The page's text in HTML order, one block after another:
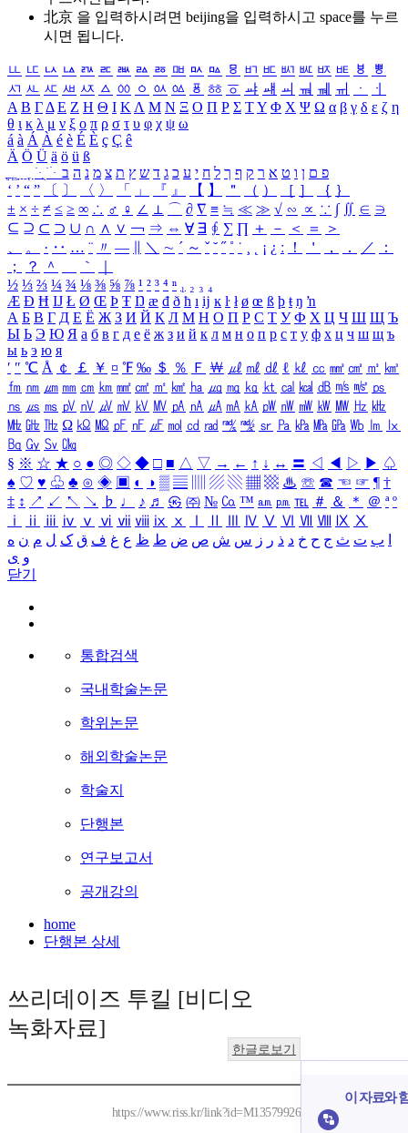
北京 을 입력하시려면 beijing을 입력하시고 space를 누르
시면 됩니다.
ㅥ ㅦ ㅧ ㅨ ㅩ ㅪ ㅫ ㅬ ㅭ ㅮ ㅯ ㅰ ㅱ ㅲ ㅳ ㅴ ㅵ ㅶ ㅷ ㅸ
ㅹ
ㅺ ㅻ ㅼ ㅽ ㅾ ㅿ ㆀ ㆁ ㆂ ㆃ ㆄ ㆅ ㆆ ㆇ ㆈ ㆉ ㆊ ㆋ ㆌ ㆍ
ㆎ
Α Β ΓΔ Ε Ζ Η Θ Ι ΚΛ Μ Ν Ξ Ο Π Ρ Σ ΤΥ Φ Χ Ψ Ω α β γ δ ε ζ η
θ ι κ λ μ ν ξ ο π ρ σ τ υ φ χ ψ ω
á à Á À é è É È ç Ç ê
Ä Ö Ü ä ö ü ß
ִֶֹ ֻּ ׁׂ פ ם ן ו ט א ר ק ף ך ל ח י ע כ ג ד ש ץ ת צ מ נ ה ב
‘ ’ “ ” 〔 〕 〈 〉 「 」 『 』 【 】 ＂ （ ） ［ ］ ｛ ｝
± × ÷ ≠ ≤ ≥ ∞ ∴ ♂ ♀ ∠ ⊥ ⌒ ∂ ∇ ≡ ≒ ≪ ≫ √ ∽ ∝ ∵ ∫ ∬ ∈ ∋
⊆ ⊇ ⊂ ⊃ ∪ ∩ ∧ ∨ ￢ ⇒ ⇔ ∀ ∃ ∮ ∑ ∏ ＋ － ＜ ＝
＞
、
。 · ‥ … ¨ 〃 ― ＼ ∼ ´ ～ ˇ ˘ ˝ ˚ ˙ ¸ ¡ ¿ ː ！ ＇ ， ． ／
：
；
？ ＾ ｀
½ ⅓ ⅔ ¼ ¾ ⅛ ⅜ ⅝ ⅞ ¹ ² ³ ⁴ ⁿ ₁ ₂ ₃ ₄
Æ Ð Ħ Ĳ Ł Ø Œ Þ Ŧ Ŋ æ đ ð ħ ı ĳ ĸ ŀ ł ø œ ß þ ŧ ŋ ŉ
А Б В Г Д Е Ё Ж З И Й К Л М Н О П Р С Т У Ф Х Ц Ч Ш Щ Ъ
Ы Ь Э Ю Я а б в г д е ё ж з и й к л м н о п р с т у ф х ц ч ш щ ъ
ы ь э ю я
′ ″ ℃ Å ￠ ￡ ￥ ¤ ℉ ‰ ＄ ％ Ｆ ￦ ㎕ ㎖ ㎗ ℓ ㎘ ㏄ ㎣ ㎤ ㎥ ㎦
㎙ ㎚ ㎛ ㎜ ㎝ ㎞ ㎟ ㎠ ㎡ ㎢ ㏊ ㎍ ㎎ ㎏ ㏏ ㎈ ㎉ ㏈ ㎧ ㎨ ㎰
㎱ ㎲ ㎳ ㎴ ㎵ ㎶ ㎷ ㎸ ㎹ ㎀ ㎁ ㎂ ㎃ ㎄ ㎺ ㎻ ㎽ ㎾ ㎿ ㎐ ㎑
㎒ ㎓ ㎔ Ω ㏀ ㏁ ㎊ ㎋ ㎌ ㏖ ㏅ ㎭ ㎮ ㎯ ㏛ ㎩ ㎪ ㎫ ㎬ ㏝ ㏐
㏓
㏃ ㏉ ㏜ ㏆
§ ※ ☆ ★ ○ ● ◎ ◇ ◆ □ ■ △ ▽ → ← ↑ ↓ ↔ 〓 ◁ ◀ ▷ ▶ ♤
♠ ♡ ♥ ♧ ♣ ⊙ ◈ ▣ ◐ ◑ ▒ ▤ ▨ ▧ ▦ ▩ ♨ ☏ ☎ ☜ ☞ ¶ †
‡ ↕ ↗ ↙ ↖ ↘ ♭ ♩ ♪ ♬ ㉿ ㈜ № ㏇ ™ ㏂ ㏘ ℡ ＃ ＆ ＊ ＠ ª º
ⅰ
ⅱ ⅲ ⅳ ⅴ ⅵ ⅶ ⅷ ⅸ ⅹ Ⅳ Ⅴ Ⅵ Ⅶ Ⅷ Ⅸ Ⅹ
ب ت ث ج ح خ د ذ ر ز س ش ص ض ط ظ ع غ ف ق ک ل م ن ه
و ی
닫기
통합검색
국내학술논문
학위논문
해외학술논문
학술지
단행본
연구보고서
공개강의
home
단행본 상세
쓰리데이즈 투킬 [비디오
녹화자료]
한글로보기
https://www.riss.kr/link?id=M13579926
이 자료와